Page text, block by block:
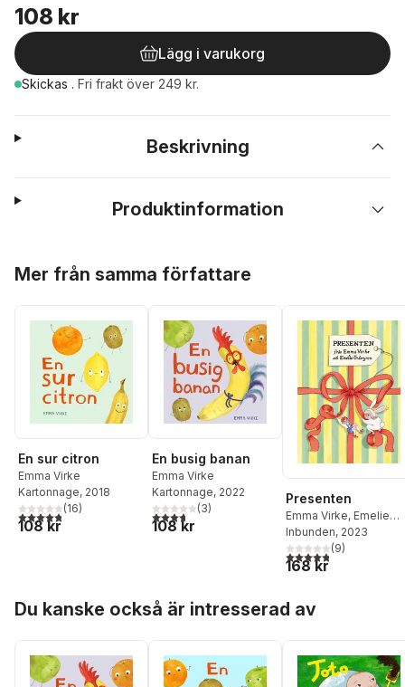
108 kr
Lägg i varukorg
Skickas . Fri frakt över 249 kr.
Beskrivning
Produktinformation
Mer från samma författare
En sur citron
Emma Virke
Kartonnage, 2018
4,8utav 5 stjärnor. Totalt antal röster:
(16)
108 kr
En busig banan
Emma Virke
Kartonnage, 2022
3,7utav 5 stjärnor. Totalt antal röster:
(3)
108 kr
Presenten
Emma Virke, Emelie
Östergren
Inbunden, 2023
4,8utav 5 stjärnor.
(9)
168 kr
Du kanske också är intresserad av